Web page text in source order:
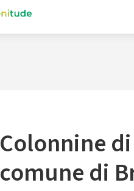
Colonnine
comune di